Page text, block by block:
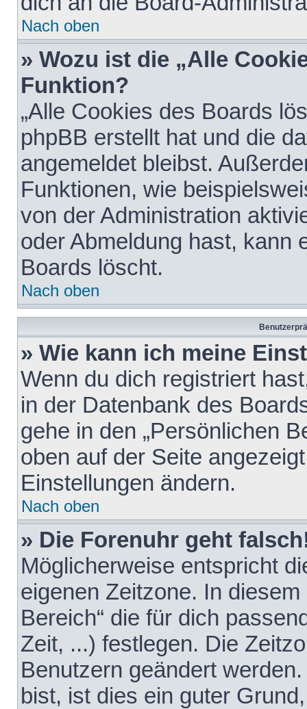
Nach oben
» Wozu ist die „Alle
Funktion?
„Alle Cookies des Boards
phpBB erstellt hat und die
angemeldet bleibst.
Funktionen, wie
von der Administration
oder Abmeldung hast, kann
Boards löscht.
Nach oben
» Wie kann ich meine
Wenn du dich registriert
in der Datenbank des
gehe in den „Persönlichen
oben auf der Seite
Einstellungen ändern.
Nach oben
» Die Forenuhr geht
Möglicherweise entspricht
eigenen Zeitzone. In
Bereich“ die für dich
Zeit, ...) festlegen. Die
Benutzern geändert
bist, ist dies ein guter